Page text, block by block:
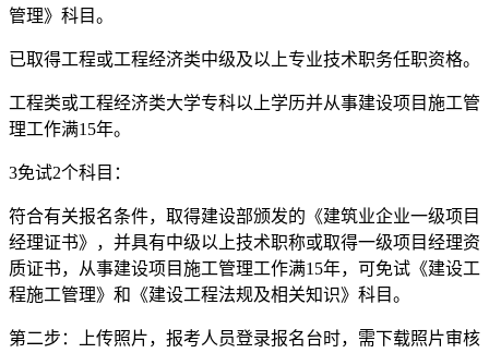
管理》科目。
已取得工程或工程经济类中级及以上专业技术职务任职资格。
工程类或工程经济类大学专科以上学历并从事建设项目施工管
理工作满15年。
3免试2个科目：
符合有关报名条件，取得建设部颁发的《建筑业企业一级项目
经理证书》，并具有中级以上技术职称或取得一级项目经理资
质证书，从事建设项目施工管理工作满15年，可免试《建设工
程施工管理》和《建设工程法规及相关知识》科目。
第二步：上传照片，报考人员登录报名台时，需下载照片审核